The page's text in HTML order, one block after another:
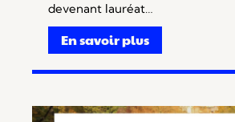
devenant lauréat…
En savoir plus